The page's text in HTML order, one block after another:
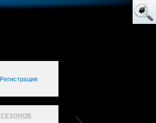
Регистрация
СЕЗОНОВ